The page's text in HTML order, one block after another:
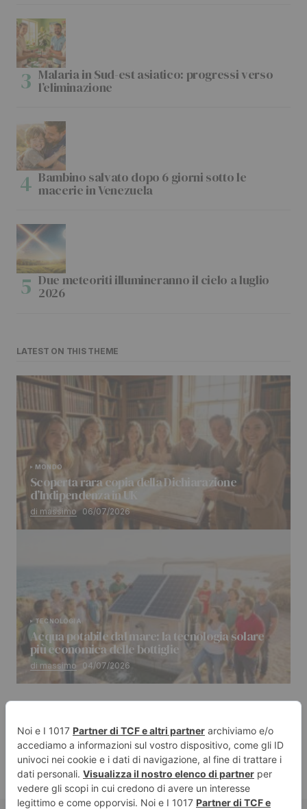
Malaria in Sud-est asiatico: progressi verso
l’eliminazione
Bambino salvato dopo 6 giorni sotto le
macerie in Venezuela
Due meteoriti illumineranno il cielo a luglio
2026
LATEST ON THIS THEME
MONDO
Scoperta rara copia della Dichiarazione
d’Indipendenza in UK
di massimo 06/07/2026
TECNOLOGIA
Acqua potabile dal mare: la tecnologia solare
più economica delle bottiglie
di massimo 04/07/2026